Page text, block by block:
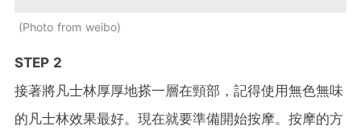
Photo from weibo
STEP 2
接著將凡士林厚厚地搽一層在頸部，記得使用無色無味
的凡士林效果最好。現在就要準備開始按摩。按摩的方